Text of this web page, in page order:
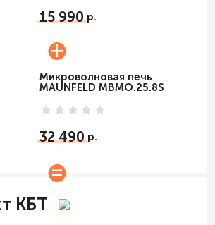
15 990
Микроволновая печь
MAUNFELD MBMO.25.8S
32 490
КБТ